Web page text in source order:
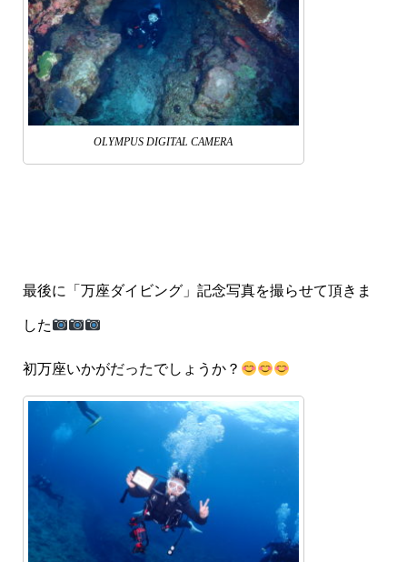
OLYMPUS DIGITAL CAMERA
最後に「万座ダイビング」記念写真を撮らせて頂きま
した
初万座いかがだったでしょうか？